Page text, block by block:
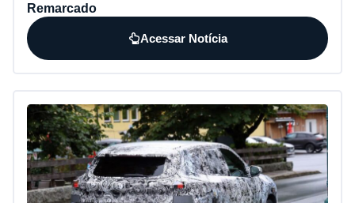
Remarcado
Acessar Notícia